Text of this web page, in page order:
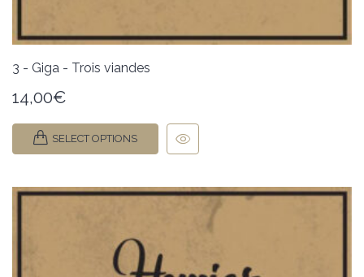
3 - Giga - Trois viandes
14,00€
SELECT OPTIONS